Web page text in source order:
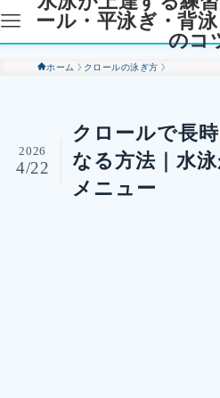
ール・平泳ぎ・背
のコ
ホーム クロールの泳ぎ方
クロールで長
なる方法｜水
メニュー
2026
4/22